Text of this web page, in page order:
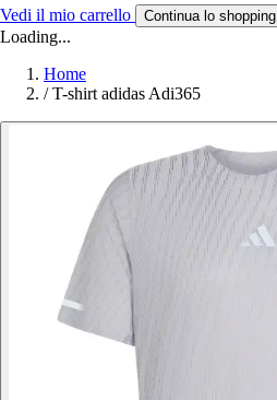
Vedi il mio carrello Continua lo shopping
Loading...
Home
/ T-shirt adidas Adi365